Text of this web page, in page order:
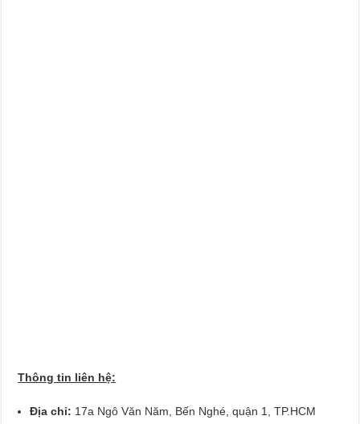
Thông tin liên hệ:
Địa chỉ: 17a Ngô Văn Năm, Bến Nghé, quận 1, TP.HCM